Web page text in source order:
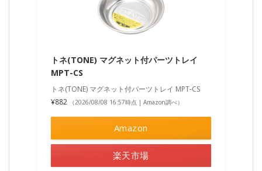
トネ(TONE) マグネット付パーツトレイ
MPT-CS
トネ(TONE) マグネット付パーツトレイ MPT-CS
¥882
（2026/08/08 16:57時点 | Amazon調べ）
Amazon
楽天市場